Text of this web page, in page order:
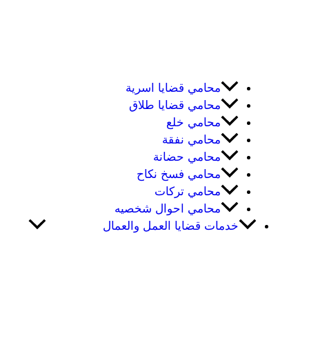
محامي قضايا اسرية
محامي قضايا طلاق
محامي خلع
محامي نفقة
محامي حضانة
محامي فسخ نكاح
محامي تركات
محامي احوال شخصيه
خدمات قضايا العمل والعمال